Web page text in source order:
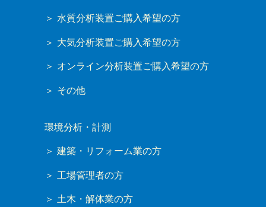
水質分析装置ご購入希望の方
大気分析装置ご購入希望の方
オンライン分析装置ご購入希望の方
その他
環境分析・計測
建築・リフォーム業の方
工場管理者の方
土木・解体業の方